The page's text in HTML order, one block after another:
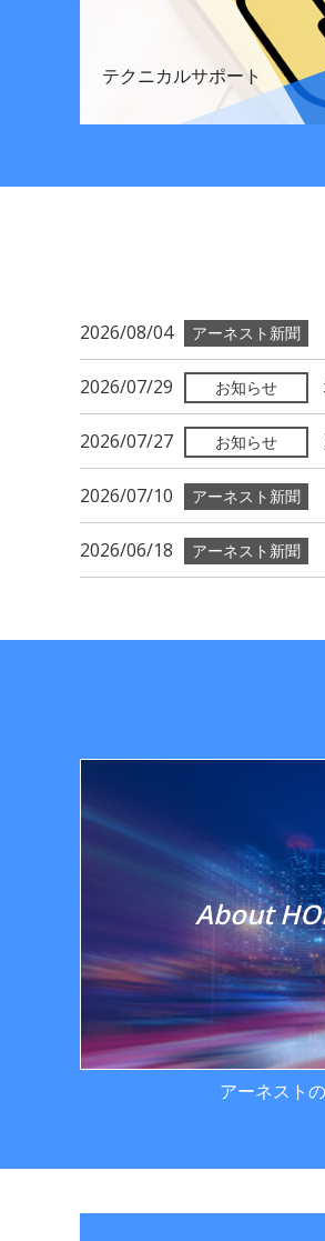
テクニカルサポート
2026/08/04
2026/07/29
2026/07/27
2026/07/10
2026/06/18
About
アーネスト